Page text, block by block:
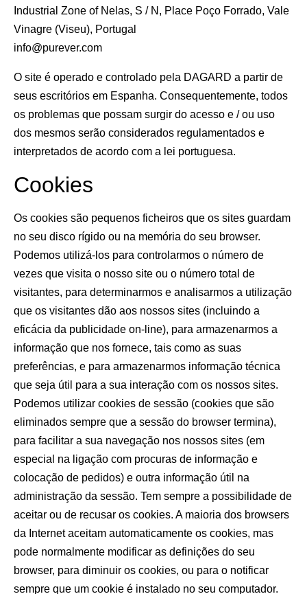
Industrial Zone of Nelas, S / N, Place Poço Forrado, Vale
Vinagre (Viseu), Portugal
info@purever.com
O site é operado e controlado pela DAGARD a partir de
seus escritórios em Espanha. Consequentemente, todos
os problemas que possam surgir do acesso e / ou uso
dos mesmos serão considerados regulamentados e
interpretados de acordo com a lei portuguesa.
Cookies
Os cookies são pequenos ficheiros que os sites guardam
no seu disco rígido ou na memória do seu browser.
Podemos utilizá-los para controlarmos o número de
vezes que visita o nosso site ou o número total de
visitantes, para determinarmos e analisarmos a utilização
que os visitantes dão aos nossos sites (incluindo a
eficácia da publicidade on-line), para armazenarmos a
informação que nos fornece, tais como as suas
preferências, e para armazenarmos informação técnica
que seja útil para a sua interação com os nossos sites.
Podemos utilizar cookies de sessão (cookies que são
eliminados sempre que a sessão do browser termina),
para facilitar a sua navegação nos nossos sites (em
especial na ligação com procuras de informação e
colocação de pedidos) e outra informação útil na
administração da sessão. Tem sempre a possibilidade de
aceitar ou de recusar os cookies. A maioria dos browsers
da Internet aceitam automaticamente os cookies, mas
pode normalmente modificar as definições do seu
browser, para diminuir os cookies, ou para o notificar
sempre que um cookie é instalado no seu computador.